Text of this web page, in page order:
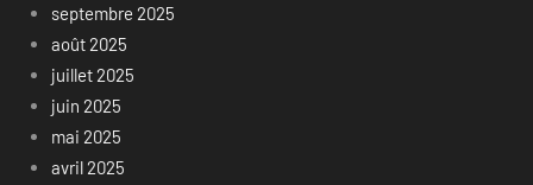
septembre 2025
août 2025
juillet 2025
juin 2025
mai 2025
avril 2025